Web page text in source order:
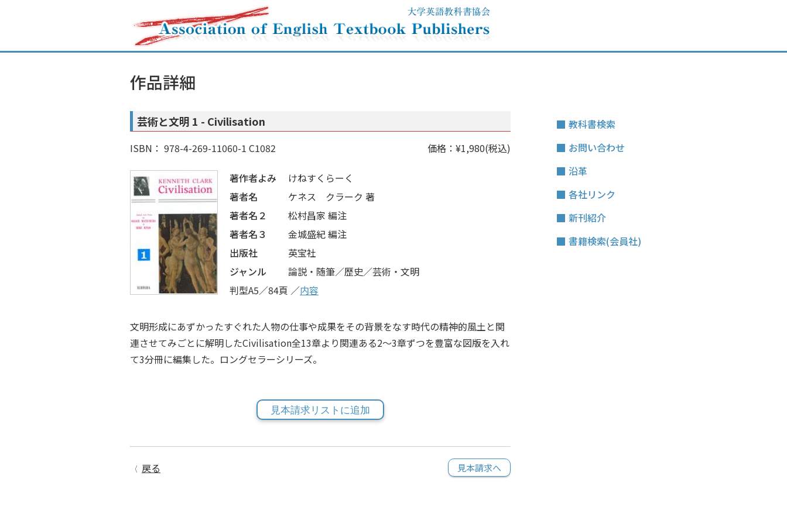
作品詳細
芸術と文明 1 - Civilisation
ISBN： 978-4-269-11060-1 C1082 価格：¥1,980(税込)
著作者よみ
けねすくらーく
著者名
ケネス クラーク 著
著者名２
松村昌家 編注
著者名３
金城盛紀 編注
出版社
英宝社
ジャンル
論説・随筆／歴史／芸術・文明
判型A5／84頁 ／内容
文明形成にあずかったすぐれた人物の仕事や成果をその背景をなす時代の精神的風土と関
連させてみごとに解明したCivilisation全13章より関連ある2〜3章ずつを豊富な図版を入れ
て3分冊に編集した。ロングセラーシリーズ。
見本請求リストに追加
戻る 見本請求へ
教科書検索
お問い合わせ
沿革
各社リンク
新刊紹介
書籍検索(会員社)